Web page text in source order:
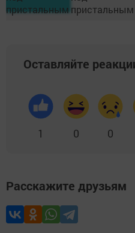
Оставляйте
1 0 0
Расскажите друзьям